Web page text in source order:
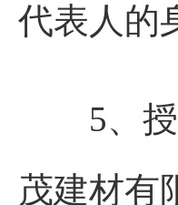
代表人的
5、授
茂建材有